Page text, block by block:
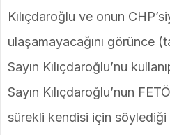
Kılıçdaroğlu ve onun
ulaşamayacağını görünce
Sayın Kılıçdaroğlu’nu
Sayın Kılıçdaroğlu’nun
sürekli kendisi için söylediği